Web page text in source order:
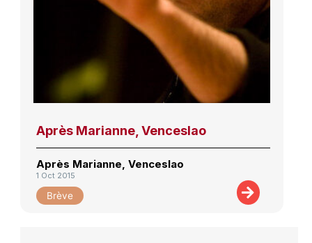
Après Marianne, Venceslao
Après Marianne, Venceslao
1 Oct 2015
Brève